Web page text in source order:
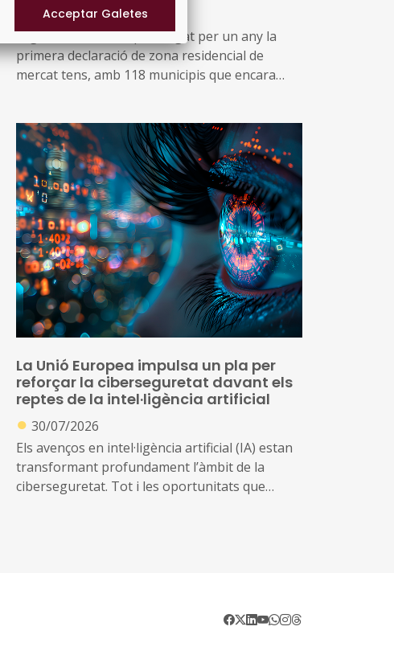
30/07/2026
El govern català ha prorrogat per un any la
primera declaració de zona residencial de
mercat tens, amb 118 municipis que encara
A més, impulsa una nova declaració que inclou
altres 53 municipis que no es consideraven de
mercat tens, però que s’ha identificat que ara
compleixen les condicions per aplicar el topall
de preus
La Unió Europea impulsa un pla per
reforçar la ciberseguretat davant els
reptes de la intel·ligència artificial
● 30/07/2026
Els avenços en intel·ligència artificial (IA) estan
transformant profundament l’àmbit de la
ciberseguretat. Tot i les oportunitats que
Davant d’aquest escenari, la Comissió Europea